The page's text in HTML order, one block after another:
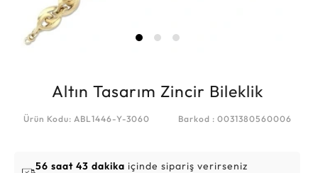
Altın Tasarım Zincir Bileklik
Ürün Kodu: ABL1446-Y-3060 Barkod : 0031380560006
56 saat 43 dakika içinde sipariş verirseniz